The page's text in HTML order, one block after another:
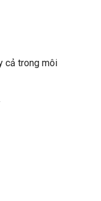
cả trong môi